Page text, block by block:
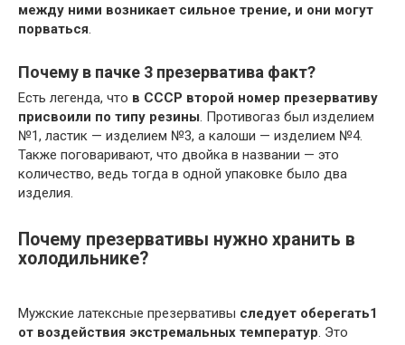
между ними возникает сильное трение, и они могут
порваться.
Почему в пачке 3 презерватива факт?
Есть легенда, что в СССР второй номер презервативу
присвоили по типу резины. Противогаз был изделием
№1, ластик — изделием №3, а калоши — изделием №4.
Также поговаривают, что двойка в названии — это
количество, ведь тогда в одной упаковке было два
изделия.
Почему презервативы нужно хранить в
холодильнике?
Мужские латексные презервативы следует оберегать1
от воздействия экстремальных температур. Это